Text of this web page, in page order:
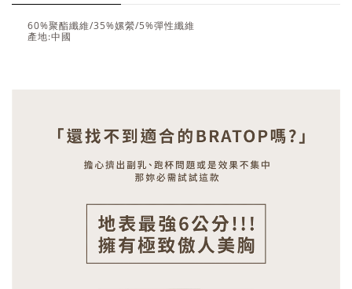
60%聚酯纖維/35%嫘縈/5%彈性纖維
產地:中國